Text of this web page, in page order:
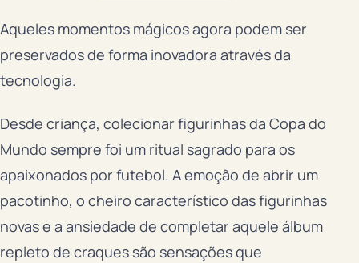
Aqueles momentos mágicos agora podem ser
preservados de forma inovadora através da
tecnologia.
Desde criança, colecionar figurinhas da Copa do
Mundo sempre foi um ritual sagrado para os
apaixonados por futebol. A emoção de abrir um
pacotinho, o cheiro característico das figurinhas
novas e a ansiedade de completar aquele álbum
repleto de craques são sensações que